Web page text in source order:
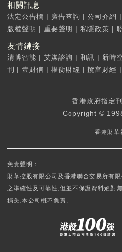
相關訊息
法定公告欄 | 廣告查詢 | 公司介紹 |
版權聲明 | 重要聲明 | 私隱政策 |
友情鏈接
清博智能 | 艾媒諮詢 | 和訊 | 新時
刊
| 壹財信 | 權衡財經 | 攬富財經 |
香港政府指定
Copyright ©
香港財華
免責聲明：
財華控股有限公司及香港聯合交易所有
之準確性及可靠性,但並不保證資料絕對
損失,本公司概不負責。